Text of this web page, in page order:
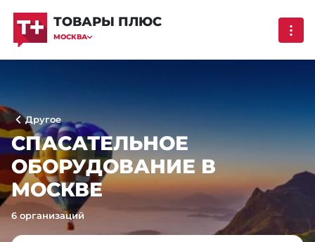
ТОВАРЫ ПЛЮС
МОСКВА
Другое
СПАСАТЕЛЬНОЕ
ОБОРУДОВАНИЕ В
МОСКВЕ
6 организаций